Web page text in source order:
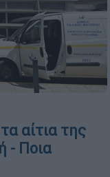
αίτια της
- Ποια